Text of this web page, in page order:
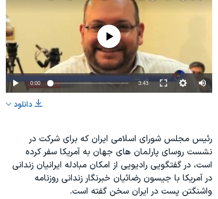
علم و فناوری
اسرائیل در جنگ
انتخابات ریاست جمهوری آمریکا ۲۰۲۴
حمله جمهوری اسلامی به اسرائیل
رمز مهسا
ورزش زنان در ایران
دادگاه حمید نوری
چهل سال گروگان‌گیری
قانون شفافیت دارائی کادر رهبری ایران
زبانهای مختلف
No media source currently available
0:00 3:43
دانلود
رئیس مجلس شورای اسلامی ایران که برای شرکت در
نشست روسای پارلمان های جهان به آمریکا سفر کرده
است، در گفتگویی رادیویی از امکان مبادله ایرانیان زندانی
در آمریکا با جیسون رضائیان خبرنگار زندانی روزنامه
واشنگتن پست در ایران سخن گفته است.